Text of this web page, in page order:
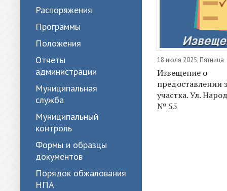
Распоряжения
Программы
Положения
Отчеты
администрации
Муниципальная
служба
Муниципальный
контроль
Формы и образцы
документов
Порядок обжалования
НПА
18 июля 2025, Пятница
Извещение о
предоставлении
участка. Ул.
№ 55